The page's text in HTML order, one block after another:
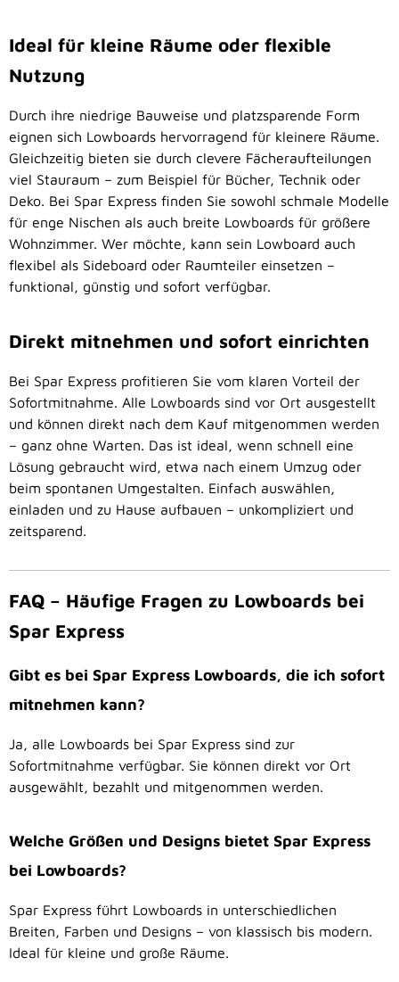
Ideal für kleine Räume oder flexible
Nutzung
Durch ihre niedrige Bauweise und platzsparende Form
eignen sich Lowboards hervorragend für kleinere Räume.
Gleichzeitig bieten sie durch clevere Fächeraufteilungen
viel Stauraum – zum Beispiel für Bücher, Technik oder
Deko. Bei Spar Express finden Sie sowohl schmale Modelle
für enge Nischen als auch breite Lowboards für größere
Wohnzimmer. Wer möchte, kann sein Lowboard auch
flexibel als Sideboard oder Raumteiler einsetzen –
funktional, günstig und sofort verfügbar.
Direkt mitnehmen und sofort einrichten
Bei Spar Express profitieren Sie vom klaren Vorteil der
Sofortmitnahme. Alle Lowboards sind vor Ort ausgestellt
und können direkt nach dem Kauf mitgenommen werden
– ganz ohne Warten. Das ist ideal, wenn schnell eine
Lösung gebraucht wird, etwa nach einem Umzug oder
beim spontanen Umgestalten. Einfach auswählen,
einladen und zu Hause aufbauen – unkompliziert und
zeitsparend.
FAQ – Häufige Fragen zu Lowboards bei
Spar Express
Gibt es bei Spar Express Lowboards, die ich sofort
mitnehmen kann?
Ja, alle Lowboards bei Spar Express sind zur
Sofortmitnahme verfügbar. Sie können direkt vor Ort
ausgewählt, bezahlt und mitgenommen werden.
Welche Größen und Designs bietet Spar Express
bei Lowboards?
Spar Express führt Lowboards in unterschiedlichen
Breiten, Farben und Designs – von klassisch bis modern.
Ideal für kleine und große Räume.